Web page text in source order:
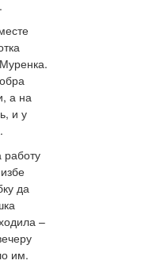
а на
и у
работу
да
–
им.